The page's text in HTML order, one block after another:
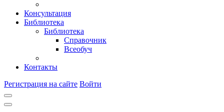
Консультация
Библиотека
Библиотека
Справочник
Всеобуч
Контакты
Регистрация на сайте Войти